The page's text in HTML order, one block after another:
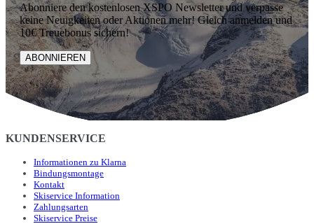
Abonniere den kostenlosen XSPO Newsletter und verpasse
keine Neuigkeiten oder Aktionen mehr! Gleich anmelden und
10€ Treuebonus sichern!
ABONNIEREN
KUNDENSERVICE
Informationen zu Klarna
Bindungsmontage
Kontakt
Skiservice Information
Zahlungsarten
Skiservice Preise